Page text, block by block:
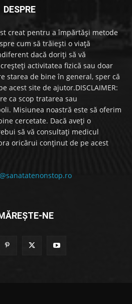
DESPRE
creat pentru a împărtăși metode
cum să trăiești o viață
dacă doriți să vă
activitatea fizică sau doar
starea de bine în general, sper că
acest site de ajutor.DISCLAIMER:
ca scop tratarea sau
Misiunea noastră este să oferim
cercetate. Dacă aveți o
să vă consultați medicul
oricărui conținut de pe acest
NE